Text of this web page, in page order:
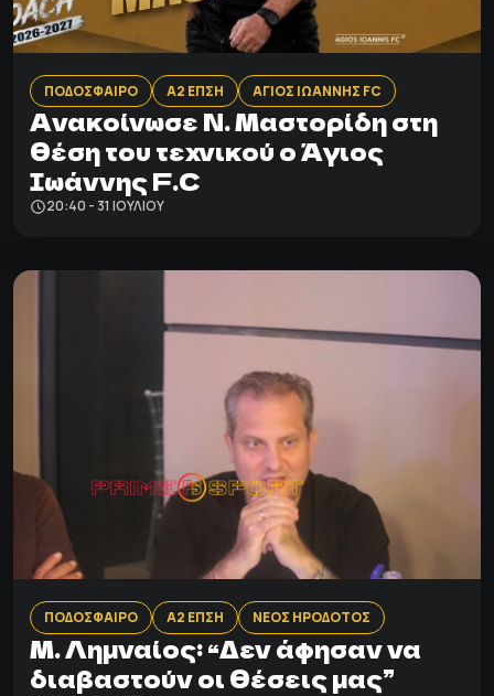
ΠΟΔΟΣΦΑΙΡΟ Α2 ΕΠΣΗ ΑΓΙΟΣ ΙΩΑΝΝΗΣ FC
Ανακοίνωσε Ν. Μαστορίδη στη
θέση του τεχνικού ο Άγιος
Ιωάννης F.C
20:40 - 31 ΙΟΥΛΊΟΥ
ΠΟΔΟΣΦΑΙΡΟ Α2 ΕΠΣΗ ΝΕΟΣ ΗΡΟΔΟΤΟΣ
Μ. Λημναίος: “Δεν άφησαν να
διαβαστούν οι θέσεις μας”